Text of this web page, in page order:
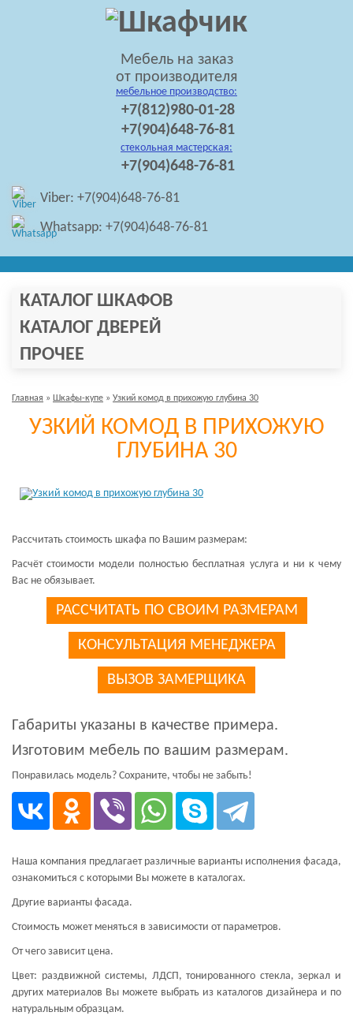
Мебель на заказ
от производителя
мебельное производство:
+7(812)980-01-28
+7(904)648-76-81
стекольная мастерская:
+7(904)648-76-81
Viber: +7(904)648-76-81
Whatsapp: +7(904)648-76-81
КАТАЛОГ ШКАФОВ
КАТАЛОГ ДВЕРЕЙ
ПРОЧЕЕ
Главная » Шкафы-купе » Узкий комод в прихожую глубина 30
УЗКИЙ КОМОД В ПРИХОЖУЮ
ГЛУБИНА 30
Рассчитать стоимость шкафа по Вашим размерам:
Расчёт стоимости модели полностью бесплатная услуга и ни к чему
Вас не обязывает.
РАССЧИТАТЬ ПО СВОИМ РАЗМЕРАМ
КОНСУЛЬТАЦИЯ МЕНЕДЖЕРА
ВЫЗОВ ЗАМЕРЩИКА
Габариты указаны в качестве примера.
Изготовим мебель по вашим размерам.
Понравилась модель? Сохраните, чтобы не забыть!
Наша компания предлагает различные варианты исполнения фасада,
ознакомиться с которыми Вы можете в каталогах.
Другие варианты фасада.
Стоимость может меняться в зависимости от параметров.
От чего зависит цена.
Цвет: раздвижной системы, ЛДСП, тонированного стекла, зеркал и
других материалов Вы можете выбрать из каталогов дизайнера и по
натуральным образцам.